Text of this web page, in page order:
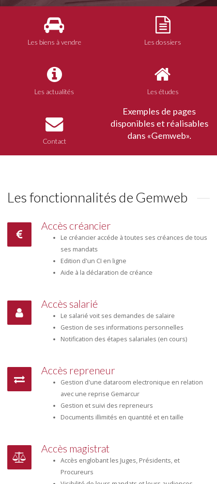
Les biens à vendre Les dossiers
Les actualités Les études
Contact
Exemples de pages
disponibles et réalisables
dans «Gemweb».
Les fonctionnalités de Gemweb
Accès créancier
Le créancier accéde à toutes ses créances de tous
ses mandats
Edition d'un CI en ligne
Aide à la déclaration de créance
Accès salarié
Le salarié voit ses demandes de salaire
Gestion de ses informations personnelles
Notification des étapes salariales (en cours)
Accès repreneur
Gestion d'une dataroom electronique en relation
avec une reprise Gemarcur
Gestion et suivi des repreneurs
Documents illimités en quantité et en taille
Accès magistrat
Accès englobant les Juges, Présidents, et
Procureurs